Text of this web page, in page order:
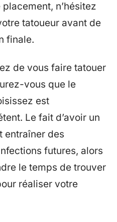
n’hésitez
tatoueur avant de
finale.
de vous faire tatouer
vous que le
est
Le fait d’avoir un
entraîner des
futures, alors
le temps de trouver
réaliser votre